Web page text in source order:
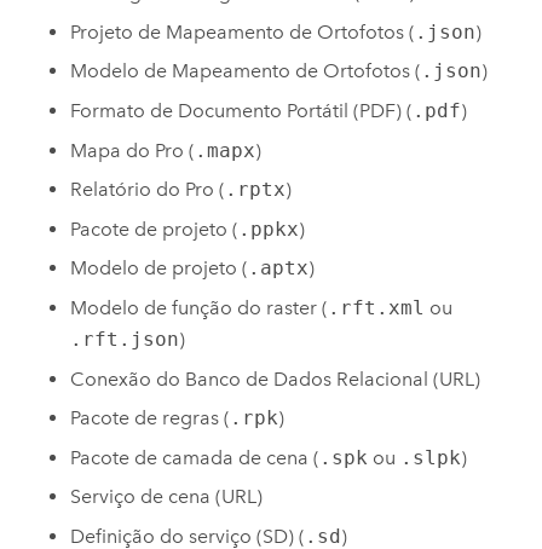
Projeto de Mapeamento de Ortofotos ( .json)
Modelo de Mapeamento de Ortofotos ( .json)
Formato de Documento Portátil (PDF) ( .pdf)
Mapa do Pro ( .mapx)
Relatório do Pro ( .rptx)
Pacote de projeto ( .ppkx)
Modelo de projeto ( .aptx)
Modelo de função do raster ( .rft.xml ou
.rft.json)
Conexão do Banco de Dados Relacional (URL)
Pacote de regras ( .rpk)
Pacote de camada de cena ( .spk ou .slpk)
Serviço de cena (URL)
Definição do serviço (SD) ( .sd)